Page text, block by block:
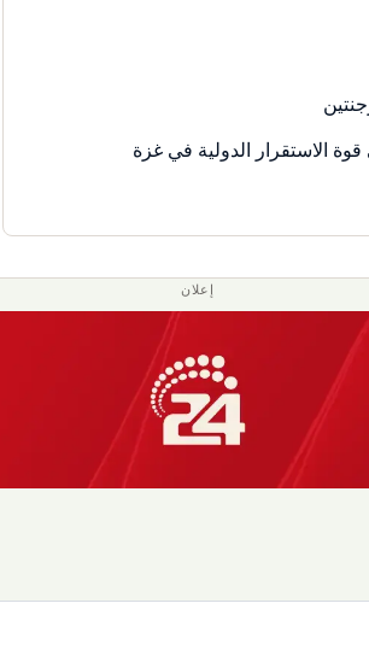
الاستقرار الدولية في غزة
إعلان